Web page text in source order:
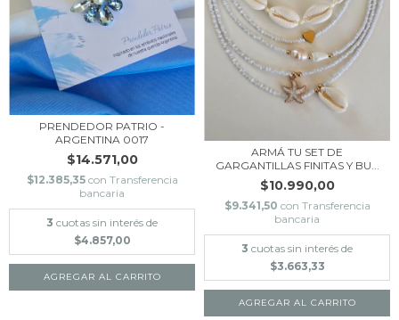
PRENDEDOR PATRIO -
ARGENTINA 0017
$14.571,00
$12.385,35 con Transferencia
bancaria
3 cuotas sin interés de
$4.857,00
ARMÁ TU SET DE
GARGANTILLAS FINITAS Y BU...
$10.990,00
$9.341,50 con Transferencia
bancaria
3 cuotas sin interés de
$3.663,33
AGREGAR AL CARRITO